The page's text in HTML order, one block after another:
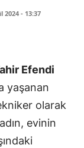
2024 - 13:37
Efendi
yaşanan
olarak
evinin